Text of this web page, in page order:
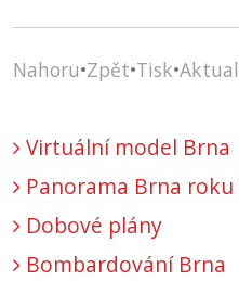
Nahoru•Zpět•Tisk•
Virtuální model Brna
Panorama Brna roku
Dobové plány
Bombardování Brna